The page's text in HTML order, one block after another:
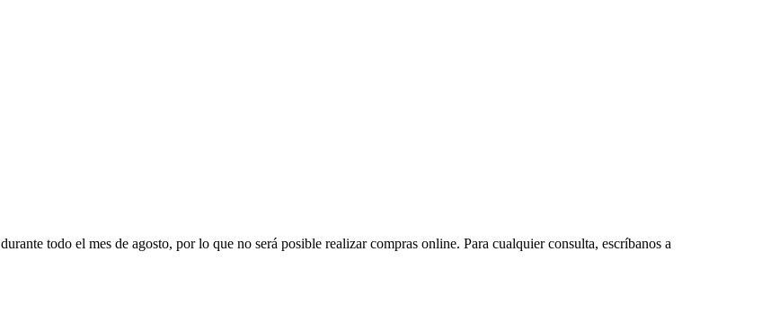
todo el mes de agosto, por lo que no será posible realizar compras online. Para cualquier consulta, escríbanos a